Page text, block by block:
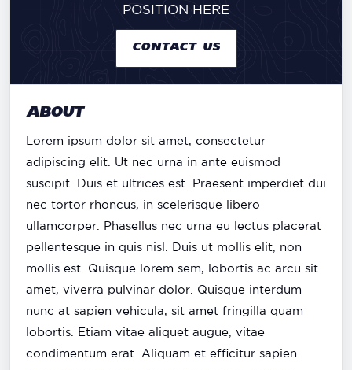
POSITION HERE
CONTACT US
ABOUT
Lorem ipsum dolor sit amet, consectetur
adipiscing elit. Ut nec urna in ante euismod
suscipit. Duis et ultrices est. Praesent imperdiet dui
nec tortor rhoncus, in scelerisque libero
ullamcorper. Phasellus nec urna eu lectus placerat
pellentesque in quis nisl. Duis ut mollis elit, non
mollis est. Quisque lorem sem, lobortis ac arcu sit
amet, viverra pulvinar dolor. Quisque interdum
nunc at sapien vehicula, sit amet fringilla quam
lobortis. Etiam vitae aliquet augue, vitae
condimentum erat. Aliquam et efficitur sapien.